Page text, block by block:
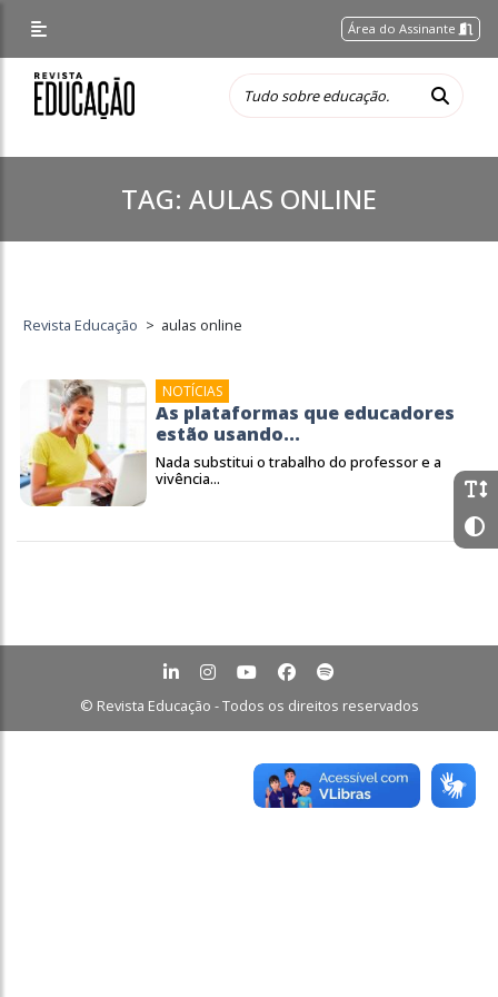
Área do Assinante
TAG: AULAS ONLINE
Revista Educação > aulas online
NOTÍCIAS
As plataformas que educadores
estão usando...
Nada substitui o trabalho do professor e a
vivência...
© Revista Educação - Todos os direitos reservados